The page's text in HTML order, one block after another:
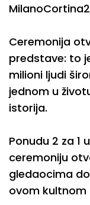
Ceremonija
predstave: to
milioni ljudi
jednom u
istorija.
Ponudu 2 za 1
ceremoniju
gledaocima
ovom kultnom